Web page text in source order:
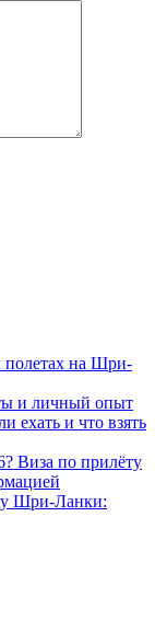
полетах на Шри-
и личный опыт
ехать и что взять
Виза по прилёту
Шри-Ланки: